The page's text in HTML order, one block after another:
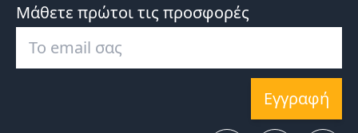
Μάθετε πρώτοι τις προσφορές
Εγγραφή